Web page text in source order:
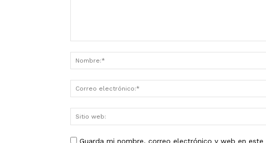
Guarda mi nombre, correo electrónico y web en